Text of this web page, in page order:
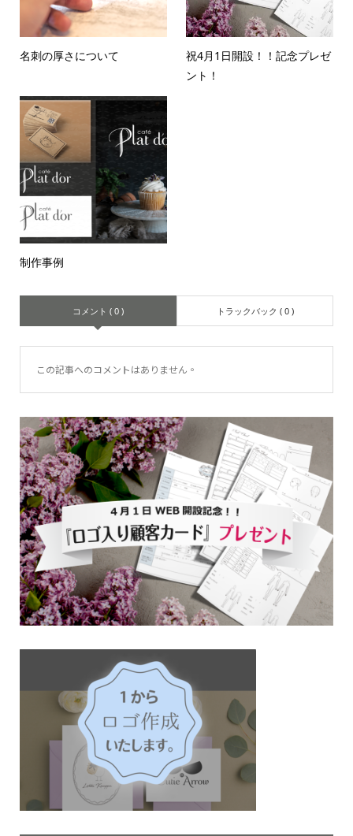
名刺の厚さについて
祝4月1日開設！！記念プレゼ
ント！
制作事例
コメント ( 0 ) トラックバック ( 0 )
この記事へのコメントはありません。